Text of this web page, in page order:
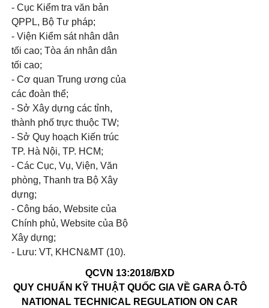
- Cục Kiểm tra văn bản
QPPL, Bộ Tư pháp;
- Viện Kiểm sát nhân dân
tối cao; Tòa án nhân dân
tối cao;
- Cơ quan Trung ương của
các đoàn thể;
- Sở Xây dựng các tỉnh,
thành phố trực thuộc TW;
- Sở Quy hoạch Kiến trúc
TP. Hà Nội, TP. HCM;
- Các Cục, Vụ, Viện, Văn
phòng, Thanh tra Bộ Xây
dựng;
- Công báo, Website của
Chính phủ, Website của Bộ
Xây dựng;
- Lưu: VT, KHCN&MT (10).
QCVN 13:2018/BXD
QUY CHUẨN KỸ THUẬT QUỐC GIA VỀ GARA Ô-TÔ
NATIONAL TECHNICAL REGULATION ON CAR